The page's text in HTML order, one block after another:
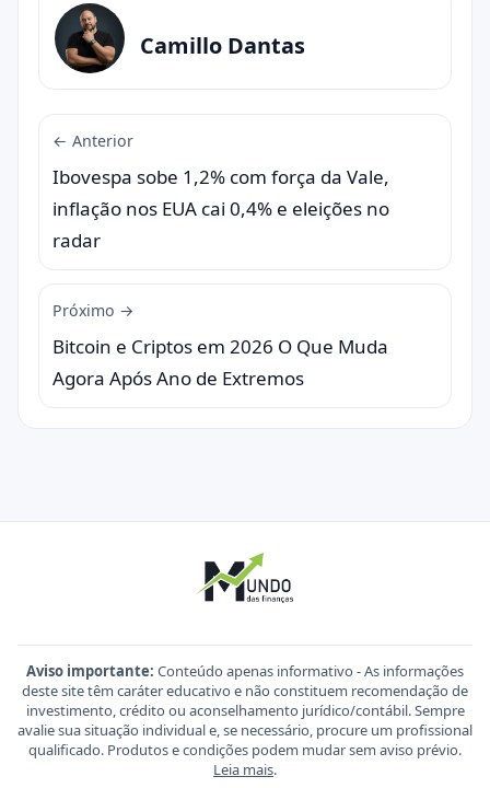
Camillo Dantas
← Anterior
Ibovespa sobe 1,2% com força da Vale,
inflação nos EUA cai 0,4% e eleições no
radar
Próximo →
Bitcoin e Criptos em 2026 O Que Muda
Agora Após Ano de Extremos
Aviso importante: Conteúdo apenas informativo - As informações
deste site têm caráter educativo e não constituem recomendação de
investimento, crédito ou aconselhamento jurídico/contábil. Sempre
avalie sua situação individual e, se necessário, procure um profissional
qualificado. Produtos e condições podem mudar sem aviso prévio.
Leia mais.